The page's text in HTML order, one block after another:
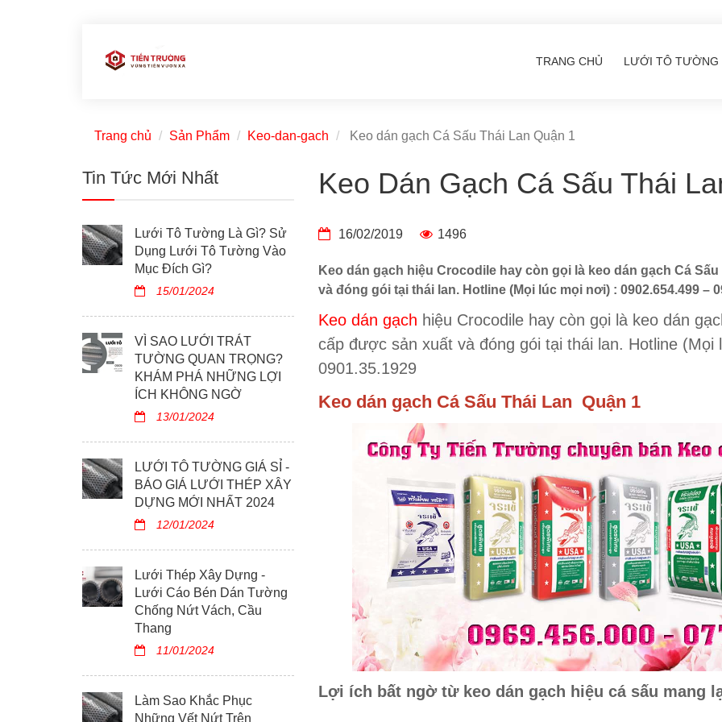
Keo Dán Gạch Cá Sấu Thái
16/02/2019 1496
Keo dán gạch hiệu Crocodile hay còn gọi là keo dán gạch Cá
và đóng gói tại thái lan. Hotline (Mọi lúc mọi nơi) : 0902.654.499 –
Keo dán gạch hiệu Crocodile hay còn gọi là keo dán
cấp được sản xuất và đóng gói tại thái lan. Hotline (Mọi
0901.35.1929
Keo dán gạch Cá Sấu Thái Lan Quận 1
Lợi ích bất ngờ từ keo dán gạch hiệu cá sấu mang
Tin Tức Mới Nhất
Lưới Tô Tường Là Gì? Sử
Dụng Lưới Tô Tường Vào
Mục Đích Gì?
15/01/2024
VÌ SAO LƯỚI TRÁT
TƯỜNG QUAN TRỌNG?
KHÁM PHÁ NHỮNG LỢI
ÍCH KHÔNG NGỜ
13/01/2024
LƯỚI TÔ TƯỜNG GIÁ SỈ -
BÁO GIÁ LƯỚI THÉP XÂY
DỰNG MỚI NHẤT 2024
12/01/2024
Lưới Thép Xây Dựng -
Lưới Cáo Bén Dán Tường
Chống Nứt Vách, Cầu
Thang
11/01/2024
Làm Sao Khắc Phục
Những Vết Nứt Trên
TRANG CHỦ LƯỚI TÔ TƯỜNG
Trang chủ Sản Phẩm Keo-dan-gach Keo dán gạch Cá Sấu Thái Lan Quận 1